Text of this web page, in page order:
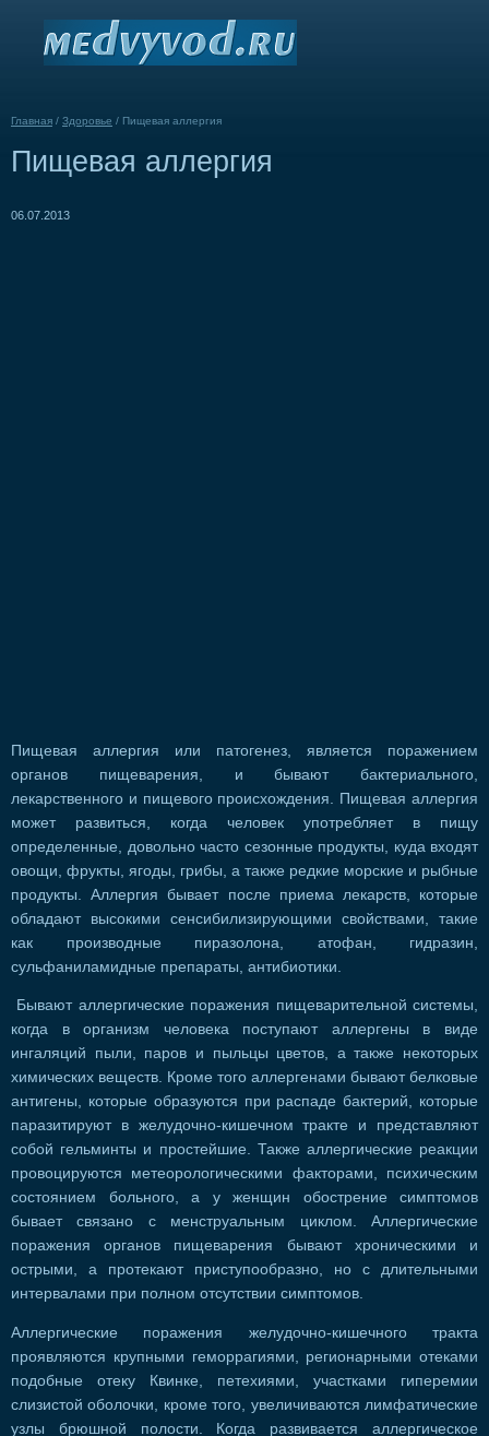
Главная / Здоровье / Пищевая аллергия
Пищевая аллергия
06.07.2013
Пищевая аллергия или патогенез, является поражением
органов пищеварения, и бывают бактериального,
лекарственного и пищевого происхождения. Пищевая аллергия
может развиться, когда человек употребляет в пищу
определенные, довольно часто сезонные продукты, куда входят
овощи, фрукты, ягоды, грибы, а также редкие морские и рыбные
продукты. Аллергия бывает после приема лекарств, которые
обладают высокими сенсибилизирующими свойствами, такие
как производные пиразолона, атофан, гидразин,
сульфаниламидные препараты, антибиотики.
Бывают аллергические поражения пищеварительной системы,
когда в организм человека поступают аллергены в виде
ингаляций пыли, паров и пыльцы цветов, а также некоторых
химических веществ. Кроме того аллергенами бывают белковые
антигены, которые образуются при распаде бактерий, которые
паразитируют в желудочно-кишечном тракте и представляют
собой гельминты и простейшие. Также аллергические реакции
провоцируются метеорологическими факторами, психическим
состоянием больного, а у женщин обострение симптомов
бывает связано с менструальным циклом. Аллергические
поражения органов пищеварения бывают хроническими и
острыми, а протекают приступообразно, но с длительными
интервалами при полном отсутствии симптомов.
Аллергические поражения желудочно-кишечного тракта
проявляются крупными геморрагиями, регионарными отеками
подобные отеку Квинке, петехиями, участками гиперемии
слизистой оболочки, кроме того, увеличиваются лимфатические
узлы брюшной полости. Когда развивается аллергическое